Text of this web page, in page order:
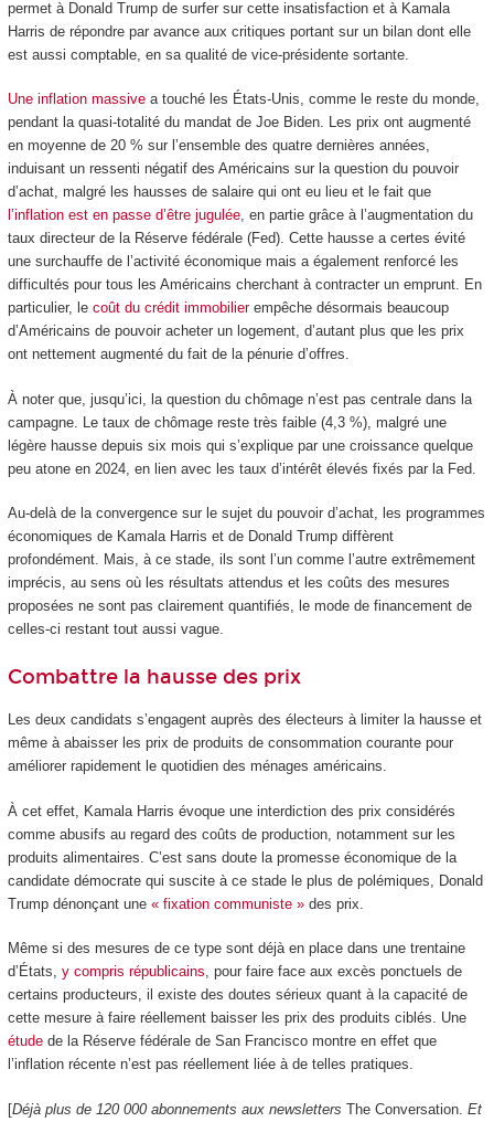
permet à Donald Trump de surfer sur cette insatisfaction et à Kamala
Harris de répondre par avance aux critiques portant sur un bilan dont elle
est aussi comptable, en sa qualité de vice-présidente sortante.
Une inflation massivea touché les États-Unis, comme le reste du monde,
pendant la quasi-totalité du mandat de Joe Biden. Les prix ont augmenté
en moyenne de 20 % sur l’ensemble des quatre dernières années,
induisant un ressenti négatif des Américains sur la question du pouvoir
d’achat, malgré les hausses de salaire qui ont eu lieu et le fait que
l’inflation est en passe d’être jugulée, en partie grâce à l’augmentation du
taux directeur de la Réserve fédérale (Fed). Cette hausse a certes évité
une surchauffe de l’activité économique mais a également renforcé les
difficultés pour tous les Américains cherchant à contracter un emprunt. En
particulier, le coût du crédit immobilierempêche désormais beaucoup
d’Américains de pouvoir acheter un logement, d’autant plus que les prix
ont nettement augmenté du fait de la pénurie d’offres.
À noter que, jusqu’ici, la question du chômage n’est pas centrale dans la
campagne. Le taux de chômage reste très faible (4,3 %), malgré une
légère hausse depuis six mois qui s’explique par une croissance quelque
peu atone en 2024, en lien avec les taux d’intérêt élevés fixés par la Fed.
Au-delà de la convergence sur le sujet du pouvoir d’achat, les programmes
économiques de Kamala Harris et de Donald Trump diffèrent
profondément. Mais, à ce stade, ils sont l’un comme l’autre extrêmement
imprécis, au sens où les résultats attendus et les coûts des mesures
proposées ne sont pas clairement quantifiés, le mode de financement de
celles-ci restant tout aussi vague.
Combattre la hausse des prix
Les deux candidats s’engagent auprès des électeurs à limiter la hausse et
même à abaisser les prix de produits de consommation courante pour
améliorer rapidement le quotidien des ménages américains.
À cet effet, Kamala Harris évoque une interdiction des prix considérés
comme abusifs au regard des coûts de production, notamment sur les
produits alimentaires. C’est sans doute la promesse économique de la
candidate démocrate qui suscite à ce stade le plus de polémiques, Donald
Trump dénonçant une « fixation communiste »des prix.
Même si des mesures de ce type sont déjà en place dans une trentaine
d’États, y compris républicains, pour faire face aux excès ponctuels de
certains producteurs, il existe des doutes sérieux quant à la capacité de
cette mesure à faire réellement baisser les prix des produits ciblés. Une
étudede la Réserve fédérale de San Francisco montre en effet que
l’inflation récente n’est pas réellement liée à de telles pratiques.
[Déjà plus de 120 000 abonnements aux newsletters The Conversation. Et